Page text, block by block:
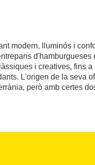
modern, lluminós i
d'hamburgueses
i creatives, fins
L'origen de la seva
però amb certes